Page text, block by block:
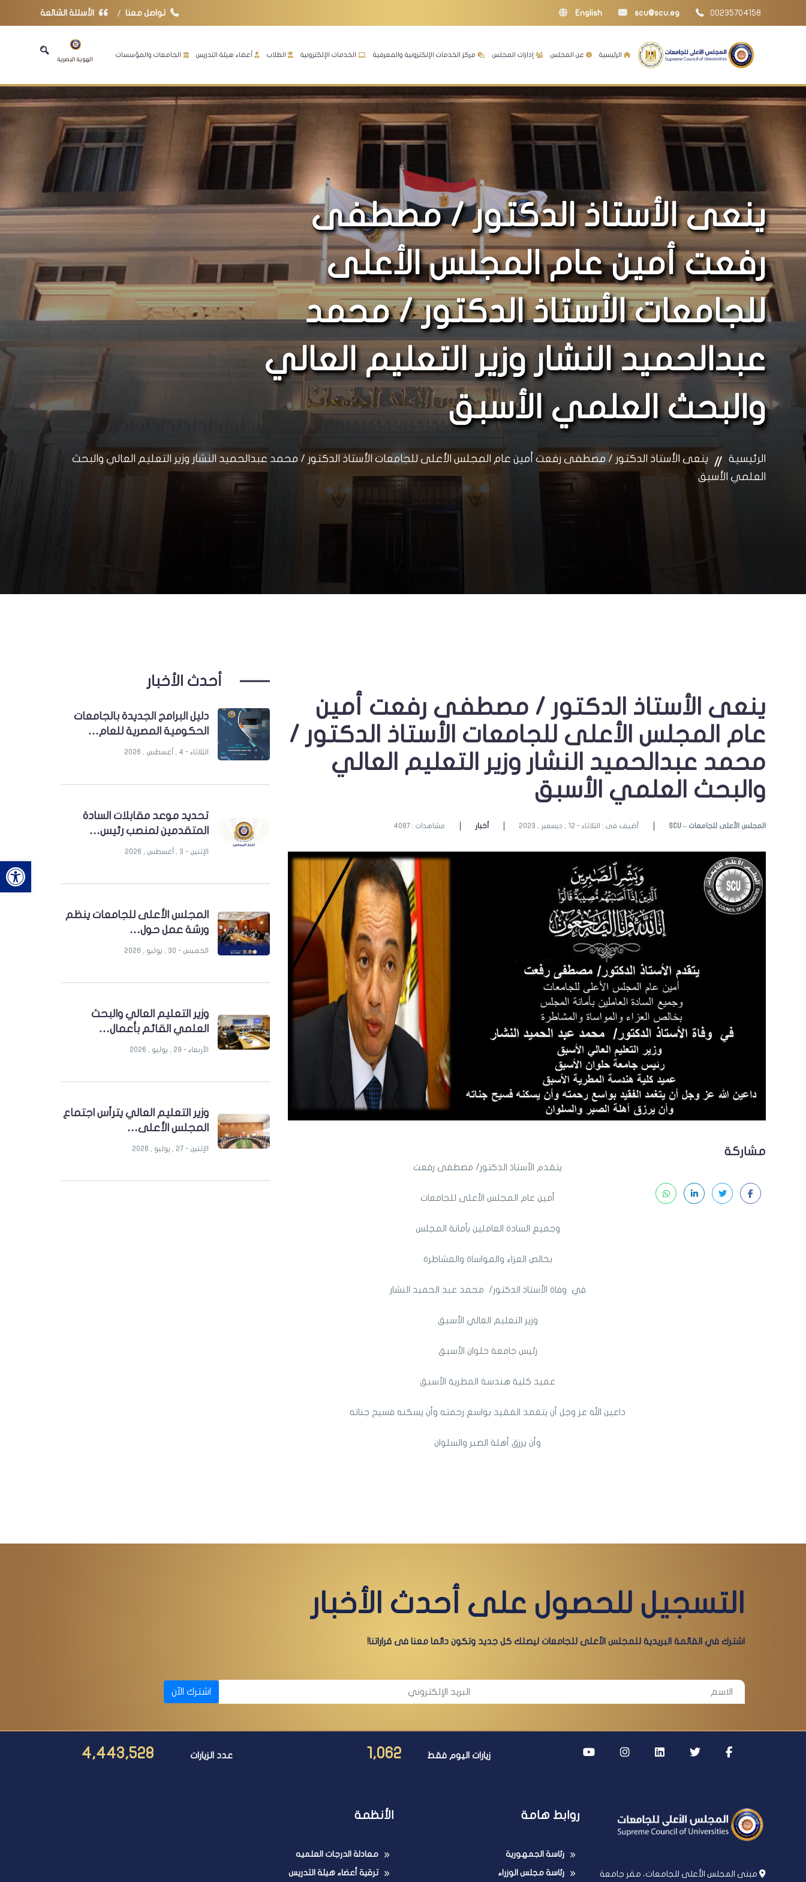
00235704158
scu@scu.eg
English تواصل معنا الأسئلة الشائعة
الرئيسية عن المجلس إدارات المجلس مركز الخدمات الإلكترونية والمعرفية الخدمات الإلكترونية الطلاب أعضاء هيئة التدريس الجامعات والمؤسسات
الهوية البصرية
ينعى الأستاذ الدكتور / مصطفى
رفعت أمين عام المجلس الأعلى
للجامعات الأستاذ الدكتور / محمد
عبدالحميد النشار وزير التعليم العالي
والبحث العلمي الأسبق
الرئيسية
ينعى الأستاذ الدكتور / مصطفى رفعت أمين عام المجلس الأعلى للجامعات الأستاذ الدكتور / محمد عبدالحميد النشار وزير التعليم العالي والبحث
العلمي الأسبق
ينعى الأستاذ الدكتور / مصطفى رفعت أمين
عام المجلس الأعلى للجامعات الأستاذ الدكتور /
محمد عبدالحميد النشار وزير التعليم العالي
والبحث العلمي الأسبق
SCU – المجلس الأعلى للجامعات أضيف فى : الثلاثاء - 12 , ديسمبر , 2023 أخبار مشاهدات : 4087
مشاركة
يتقدم الأستاذ الدكتور/ مصطفى رفعت
أمين عام المجلس الأعلى للجامعات
وجميع السادة العاملين بأمانة المجلس
بخالص العزاء والمواساة والمشاطرة
في وفاة الأستاذ الدكتور/ محمد عبد الحميد النشار
وزير التعليم العالي الأسبق
رئيس جامعة حلوان الأسبق
عميد كلية هندسة المطرية الأسبق
داعين الله عز وجل أن يتغمد الفقيد بواسع رحمته وأن يسكنه فسيح جناته
وأن يرزق أهلة الصبر والسلوان
أحدث الأخبار
دليل البرامج الجديدة بالجامعات
الحكومية المصرية للعام…
الثلاثاء - 4 , أغسطس , 2026
تحديد موعد مقابلات السادة
المتقدمين لمنصب رئيس…
الإثنين - 3 , أغسطس , 2026
المجلس الأعلى للجامعات ينظم
ورشة عمل حول…
الخميس - 30 , يوليو , 2026
وزير التعليم العالي والبحث
العلمي القائم بأعمال…
الأربعاء - 29 , يوليو , 2026
وزير التعليم العالي يترأس اجتماع
المجلس الأعلى…
الإثنين - 27 , يوليو , 2026
التسجيل للحصول على أحدث الأخبار
اشترك في القائمة البريدية للمجلس الأعلى للجامعات ليصلك كل جديد وتكون دائما معنا فى قراراتنا!
اشترك الآن
زيارات اليوم فقط 1,062 عدد الزيارات 4,443,528
مبنى المجلس الأعلى للجامعات، مقر جامعة
روابط هامة
رئاسة الجمهورية
رئاسة مجلس الوزراء
الأنظمة
معادلة الدرجات العلميه
ترقية أعضاء هيئة التدريس